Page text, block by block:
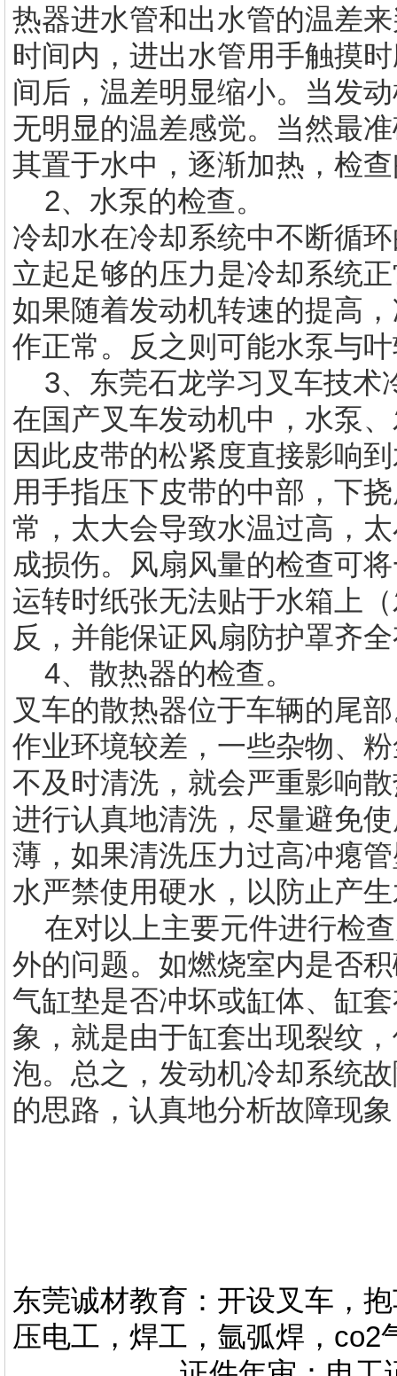
热器进水管和出水管的温差
时间内，进出水管用手触摸
间后，温差明显缩小。当发
无明显的温差感觉。当然最
其置于水中，逐渐加热，检
2、水泵的检查。
冷却水在冷却系统中不断循
立起足够的压力是冷却系统
如果随着发动机转速的提高
作正常。反之则可能水泵与
3、 东莞石龙学习叉车技术
在国产叉车发动机中，水泵
因此皮带的松紧度直接影响
用手指压下皮带的中部，下
常，太大会导致水温过高，
成损伤。风扇风量的检查可
运转时纸张无法贴于水箱上
反，并能保证风扇防护罩齐
4、散热器的检查。
叉车的散热器位于车辆的尾
作业环境较差，一些杂物、
不及时清洗，就会严重影响
进行认真地清洗，尽量避免
薄，如果清洗压力过高冲瘪
水严禁使用硬水，以防止产
在对以上主要元件进行检
外的问题。如燃烧室内是否
气缸垫是否冲坏或缸体、缸
象，就是由于缸套出现裂纹
泡。总之，发动机冷却系统
的思路，认真地分析故障现
东莞诚材教育：开设叉车，
压电工，焊工，氩弧焊，co2